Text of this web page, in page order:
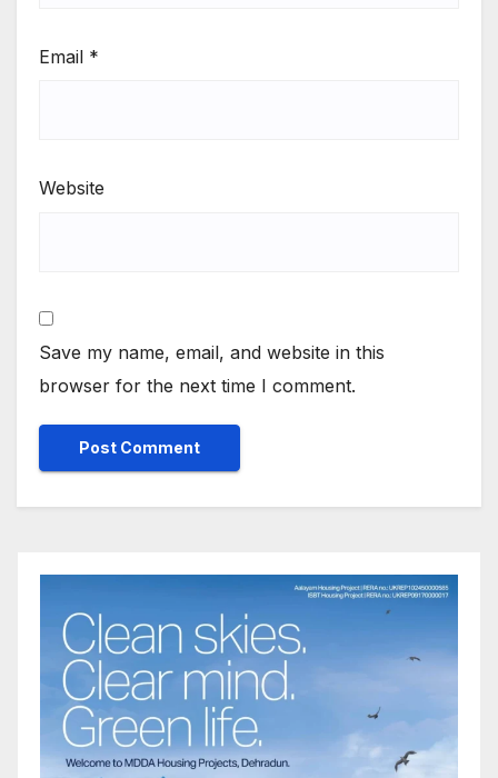
Email *
Website
Save my name, email, and website in this
browser for the next time I comment.